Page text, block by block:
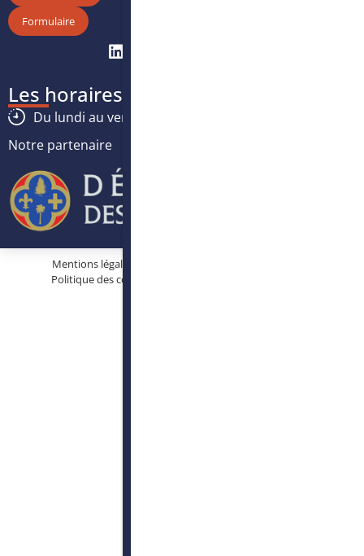
Formulaire
Les horaires
Du lundi au vendredi :
Notre partenaire
Mentions légales
Politique des cookies